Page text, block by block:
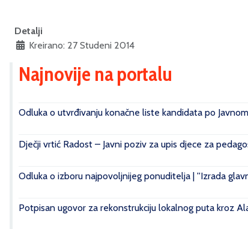
Detalji
Kreirano: 27 Studeni 2014
Najnovije na portalu
Odluka o utvrđivanju konačne liste kandidata po
Dječji vrtić Radost – Javni poziv za upis djece za
Odluka o izboru najpovoljnijeg ponuditelja | ''Izrada
Potpisan ugovor za rekonstrukciju lokalnog puta kroz